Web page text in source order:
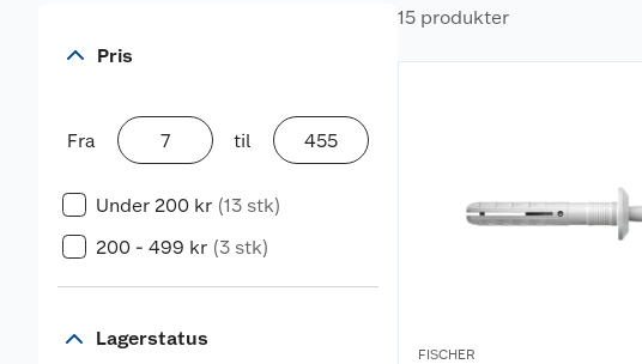
Pris
Fra til
Under 200 kr (13 stk)
200 - 499 kr (3 stk)
Lagerstatus
15 produkter
FISCHER